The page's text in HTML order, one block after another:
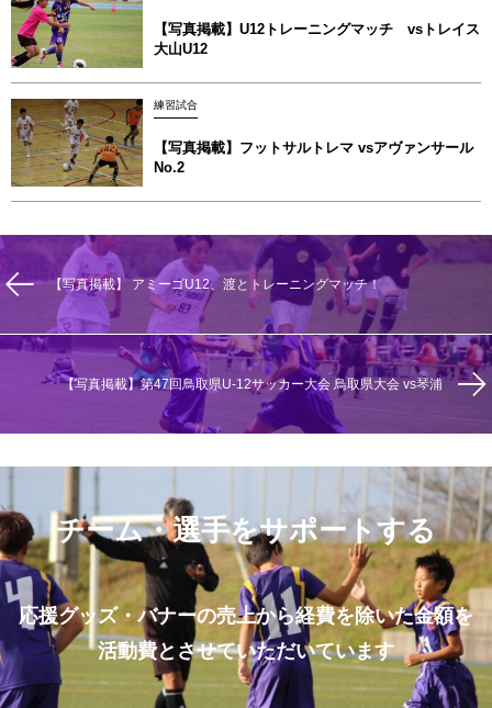
【写真掲載】U12トレーニングマッチ vsトレイス
大山U12
練習試合
【写真掲載】フットサルトレマ vsアヴァンサール
No.2
【写真掲載】 アミーゴU12、渡とトレーニングマッチ！
【写真掲載】第47回鳥取県U‐12サッカー大会 鳥取県大会 vs琴浦
チーム・選手をサポートする
応援グッズ・バナーの売上から経費を除いた金額を
活動費とさせていただいています